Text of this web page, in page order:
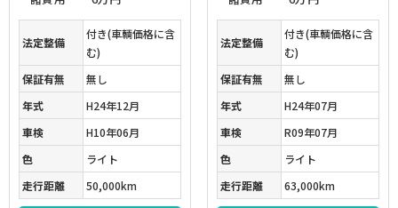
法定整備
付き(車輌価格に含
む)
保証有無
無し
年式
H24年12月
車検
H10年06月
色
ライト
走行距離
50,000km
法定整備
付き(車輌価格に含
む)
保証有無
無し
年式
H24年07月
車検
R09年07月
色
ライト
走行距離
63,000km